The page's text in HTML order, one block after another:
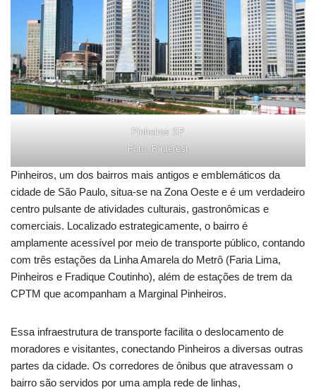
Pinheiros SP
Foto: Pinterest
Pinheiros, um dos bairros mais antigos e emblemáticos da
cidade de São Paulo, situa-se na Zona Oeste e é um verdadeiro
centro pulsante de atividades culturais, gastronômicas e
comerciais. Localizado estrategicamente, o bairro é
amplamente acessível por meio de transporte público, contando
com três estações da Linha Amarela do Metrô (Faria Lima,
Pinheiros e Fradique Coutinho), além de estações de trem da
CPTM que acompanham a Marginal Pinheiros.
Essa infraestrutura de transporte facilita o deslocamento de
moradores e visitantes, conectando Pinheiros a diversas outras
partes da cidade. Os corredores de ônibus que atravessam o
bairro são servidos por uma ampla rede de linhas,